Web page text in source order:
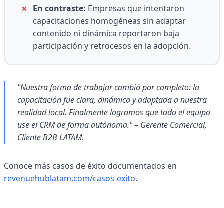
✗ En contraste: Empresas que intentaron
capacitaciones homogéneas sin adaptar
contenido ni dinámica reportaron baja
participación y retrocesos en la adopción.
"Nuestra forma de trabajar cambió por completo: la
capacitación fue clara, dinámica y adaptada a nuestra
realidad local. Finalmente logramos que todo el equipo
use el CRM de forma autónoma." – Gerente Comercial,
Cliente B2B LATAM.
Conoce más casos de éxito documentados en
revenuehublatam.com/casos-exito.